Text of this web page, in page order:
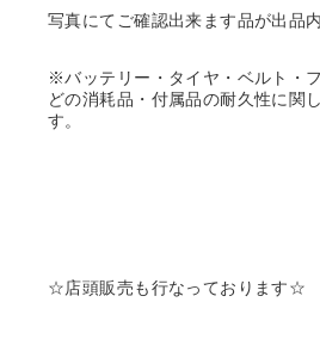
写真にてご確認出来ます品が出品
※バッテリー・タイヤ・ベルト・
どの消耗品・付属品の耐久性に関
す。
☆店頭販売も行なっております☆